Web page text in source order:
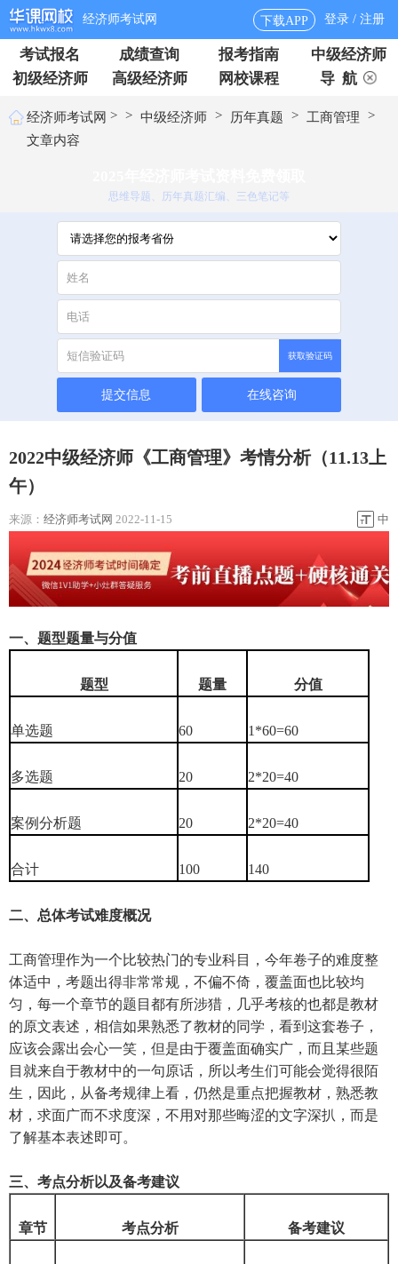
经济师考试网 下载APP 登录 / 注册
考试报名 成绩查询 报考指南
中级经济师
初级经济师
高级经济师 网校课程 导 航
经济师考试网 > > 中级经济师 > 历年真题 > 工商管理
>
文章内容
思维导题、历年真题汇编、三色笔记等
获取验证码
提交信息 在线咨询
2022中级经济师《工商管理》考情分析（11.13上
午）
来源： 经济师考试网 2022-11-15 中
一、题型题量与分值
题型 题量 分值
单选题 60 1*60=60
多选题 20 2*20=40
案例分析题 20 2*20=40
合计 100 140
二、总体考试难度概况
工商管理作为一个比较热门的专业科目，今年卷子的难度整
体适中，考题出得非常常规，不偏不倚，覆盖面也比较均
匀，每一个章节的题目都有所涉猎，几乎考核的也都是教材
的原文表述，相信如果熟悉了教材的同学，看到这套卷子，
应该会露出会心一笑，但是由于覆盖面确实广，而且某些题
目就来自于教材中的一句原话，所以考生们可能会觉得很陌
生，因此，从备考规律上看，仍然是重点把握教材，熟悉教
材，求面广而不求度深，不用对那些晦涩的文字深扒，而是
了解基本表述即可。
三、考点分析以及备考建议
章节 考点分析 备考建议